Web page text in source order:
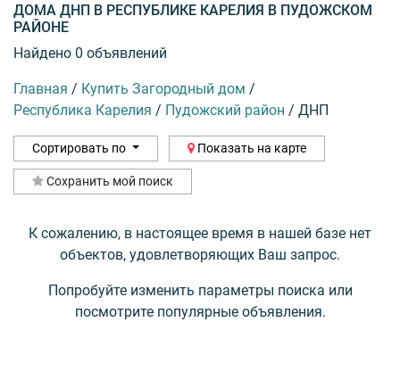
ДОМА ДНП В РЕСПУБЛИКЕ КАРЕЛИЯ В ПУДОЖСКОМ
РАЙОНЕ
Найдено 0 объявлений
Главная / Купить Загородный дом /
Республика Карелия / Пудожский район / ДНП
Сортировать по Показать на карте
Сохранить мой поиск
К сожалению, в настоящее время в нашей базе нет
объектов, удовлетворяющих Ваш запрос.
Попробуйте изменить параметры поиска или
посмотрите популярные объявления.